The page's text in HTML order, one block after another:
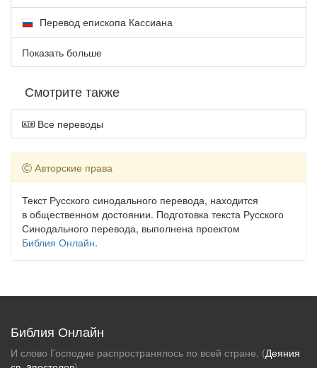
Перевод епископа Кассиана
Показать больше
Смотрите также
Все переводы
Авторские права
Текст Русского синодального перевода, находится
в общественном достоянии. Подготовка текста Русского
Синодального перевода, выполнена проектом
Библия Онлайн.
Библия Онлайн
И слово Господне распространялось по всей стране. (Деяния